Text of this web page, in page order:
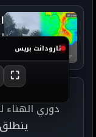
دوري الهناء
ينطلق
تارودانت بريس
⛶